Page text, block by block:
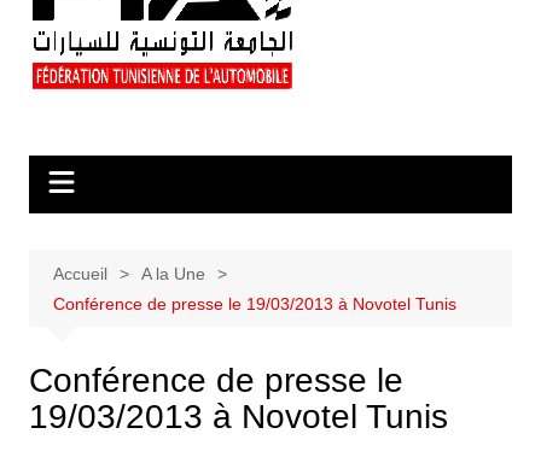
Accueil
A la Une
Conférence de presse le 19/03/2013 à Novotel Tunis
Conférence de presse le
19/03/2013 à Novotel Tunis